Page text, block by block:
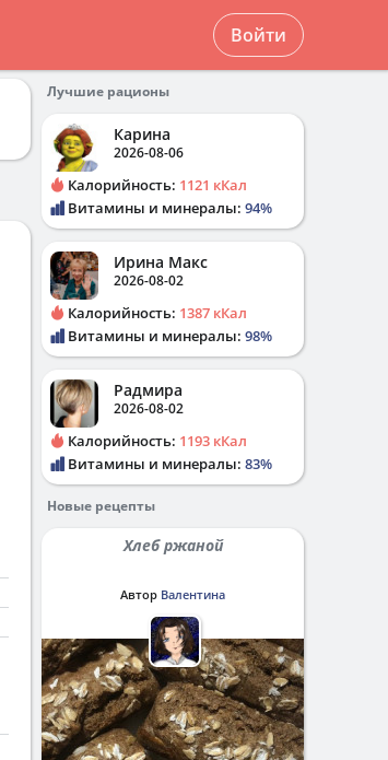
Войти
Лучшие рационы
Карина
2026-08-06
Калорийность: 1121 кКал
Витамины и минералы: 94%
Ирина Макс
2026-08-02
Калорийность: 1387 кКал
Витамины и минералы: 98%
Радмира
2026-08-02
Калорийность: 1193 кКал
Витамины и минералы: 83%
Новые рецепты
Хлеб ржаной
Автор Валентина